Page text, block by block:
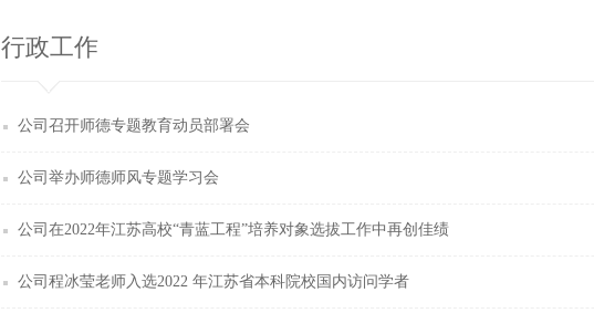
行政工作
公司召开师德专题教育动员部署会
公司举办师德师风专题学习会
公司在2022年江苏高校“青蓝工程”培养对象选拔工作中再创佳绩
公司程冰莹老师入选2022 年江苏省本科院校国内访问学者